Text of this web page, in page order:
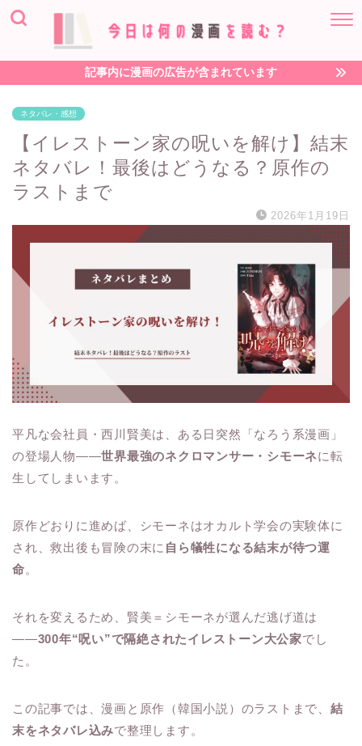
記事内に漫画の広告が含まれています
ネタバレ・感想
【イレストーン家の呪いを解け】結末
ネタバレ！最後はどうなる？原作の
ラストまで
2026年1月19日
平凡な会社員・西川賢美は、ある日突然「なろう系漫画」
の登場人物――世界最強のネクロマンサー・シモーネに転
生してしまいます。
原作どおりに進めば、シモーネはオカルト学会の実験体に
され、救出後も冒険の末に 自ら犠牲になる結末が待つ運
命。
それを変えるため、賢美＝シモーネが選んだ逃げ道は
――300年“呪い”で隔絶されたイレストーン大公家でし
た。
この記事では、漫画と原作（韓国小説）のラストまで、 結
末をネタバレ込みで整理します。